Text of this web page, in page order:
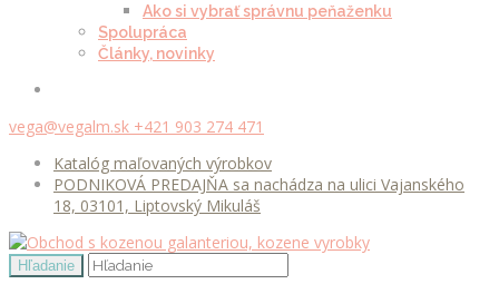
Ako si vybrať správnu peňaženku
Spolupráca
Články, novinky
vega@vegalm.sk +421 903 274 471
Katalóg maľovaných výrobkov
PODNIKOVÁ PREDAJŇA sa nachádza na ulici Vajanského
18, 03101, Liptovský Mikuláš